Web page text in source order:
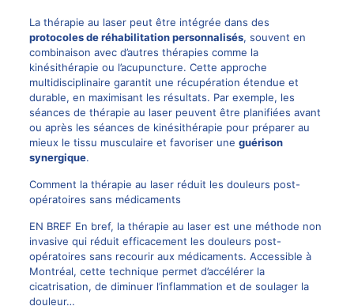
La thérapie au laser peut être intégrée dans des
protocoles de réhabilitation personnalisés, souvent en
combinaison avec d’autres thérapies comme la
kinésithérapie ou l’acupuncture. Cette approche
multidisciplinaire garantit une récupération étendue et
durable, en maximisant les résultats. Par exemple, les
séances de thérapie au laser peuvent être planifiées avant
ou après les séances de kinésithérapie pour préparer au
mieux le tissu musculaire et favoriser une guérison
synergique.
Comment la thérapie au laser réduit les douleurs post-
opératoires sans médicaments
EN BREF En bref, la thérapie au laser est une méthode non
invasive qui réduit efficacement les douleurs post-
opératoires sans recourir aux médicaments. Accessible à
Montréal, cette technique permet d’accélérer la
cicatrisation, de diminuer l’inflammation et de soulager la
douleur…